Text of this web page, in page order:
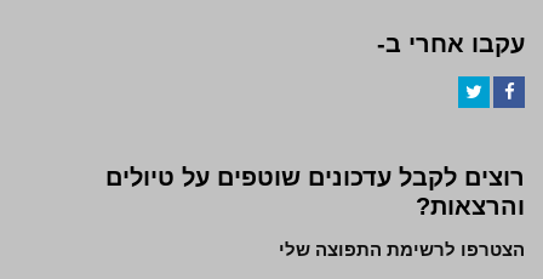
עקבו אחרי ב-
רוצים לקבל עדכונים שוטפים על טיולים
והרצאות?
הצטרפו לרשימת התפוצה שלי